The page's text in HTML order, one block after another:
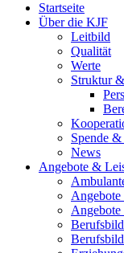
Startseite
Über die KJF
Leitbild
Qualität
Werte
Struktur
Spende
News
Angebote &
Angebote